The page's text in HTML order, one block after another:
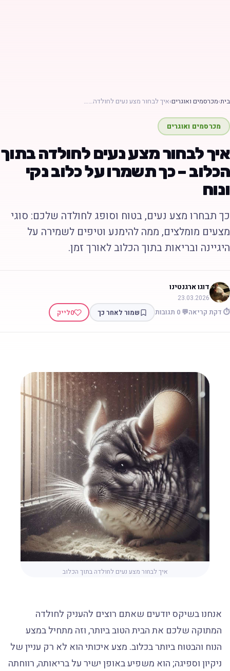
›מכרסמים ואוגרים›איך לבחור מצע נעים לחולדה……
מכרסמים ואוגרים
לבחור מצע נעים לחולדה בתוך
– כך תשמרו על כלוב נקי
תבחרו מצע נעים, בטוח וסופג לחולדה שלכם: סוגי
מומלצים, ממה להימנע וטיפים לשמירה על
ובריאות בתוך הכלוב לאורך זמן.
דוגו ארגנטינו
23.03.2026
דקת קריאה💬 0 תגובות שמור לאחר כך 0לייק
איך לבחור מצע נעים לחולדה בתוך הכלוב
אנחנו בשיקס יודעים שאתם רוצים להעניק לחולדה
המתוקה שלכם את הבית הטוב ביותר, וזה מתחיל במצע
הנוח והבטוח ביותר בכלוב. מצע איכותי הוא לא רק עניין של
ניקיון וספיגה; הוא משפיע באופן ישיר על בריאותה, רווחתה